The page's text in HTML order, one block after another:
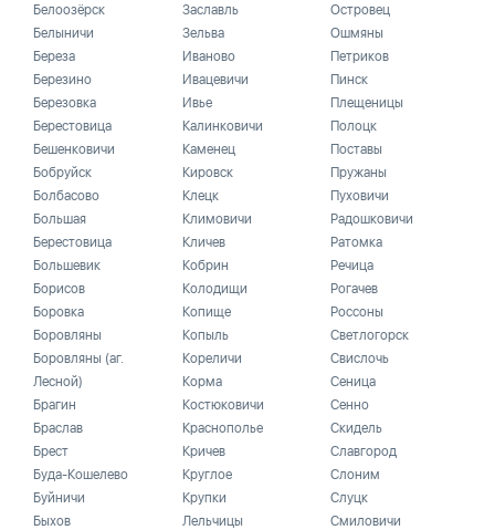
Белоозёрск
Белыничи
Береза
Березино
Березовка
Берестовица
Бешенковичи
Бобруйск
Болбасово
Большая
Берестовица
Большевик
Борисов
Боровка
Боровляны
Боровляны (аг.
Лесной)
Брагин
Браслав
Брест
Буда-Кошелево
Буйничи
Быхов
Заславль
Зельва
Иваново
Ивацевичи
Ивье
Калинковичи
Каменец
Кировск
Клецк
Климовичи
Кличев
Кобрин
Колодищи
Копище
Копыль
Кореличи
Корма
Костюковичи
Краснополье
Кричев
Круглое
Крупки
Лельчицы
Островец
Ошмяны
Петриков
Пинск
Плещеницы
Полоцк
Поставы
Пружаны
Пуховичи
Радошковичи
Ратомка
Речица
Рогачев
Россоны
Светлогорск
Свислочь
Сеница
Сенно
Скидель
Славгород
Слоним
Слуцк
Смиловичи